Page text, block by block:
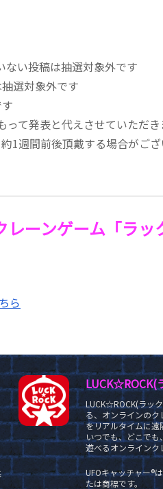
い投稿は抽選対象外です
選対象外です
って発表と代えさせていただき
1週間前後頂戴する場合がご
ーンゲーム「ラッ
ら
LUCK☆ROCK(
LUCK☆ROCK(ラッ
る、オンラインのク
をリアルタイムに遠
いつでも、どこでも
遊べるオンラインク
UFOキャッチャー®
たは商標です。